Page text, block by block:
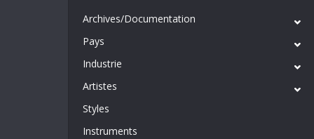
Archives/Documentation
Pays
Industrie
Artistes
Styles
Instruments